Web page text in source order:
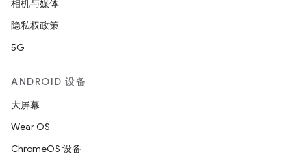
相机与媒体
隐私权政策
5G
ANDROID 设备
大屏幕
Wear OS
ChromeOS 设备